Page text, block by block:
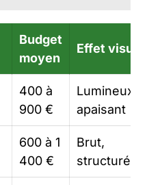
Budget
moyen
Effet visuel
400 à
900 €
Lumineux,
apaisant
600 à 1
400 €
Brut,
structuré